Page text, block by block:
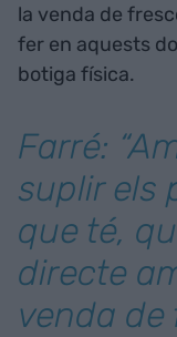
la venda de
fer en aquests
botiga física.
Farré:
suplir els
que té,
directe
venda de